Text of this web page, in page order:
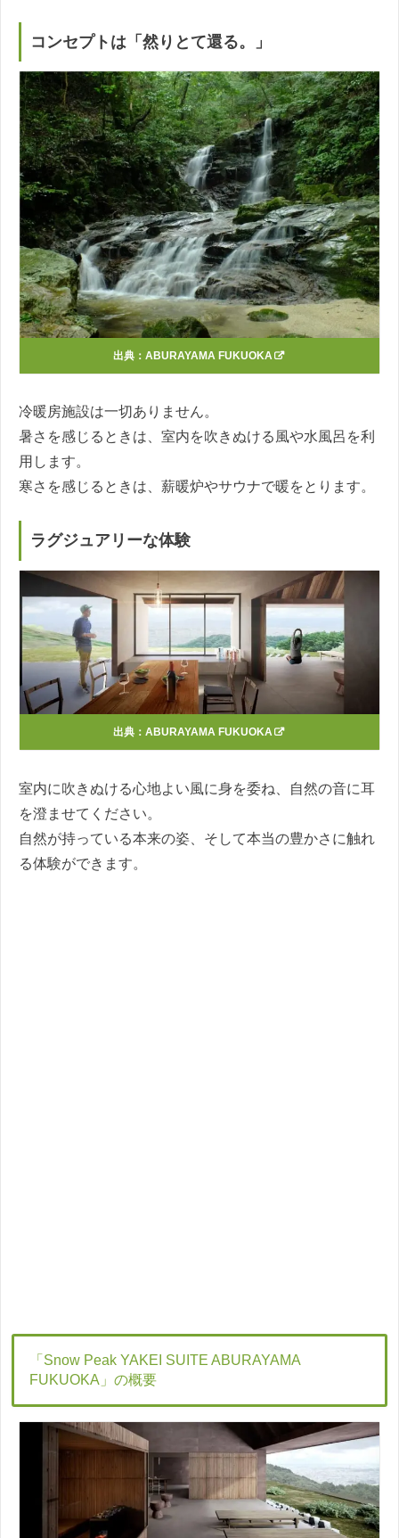
コンセプトは「然りとて還る。」
出典： ABURAYAMA FUKUOKA
冷暖房施設は一切ありません。
暑さを感じるときは、室内を吹きぬける風や水風呂を利
用します。
寒さを感じるときは、薪暖炉やサウナで暖をとります。
ラグジュアリーな体験
出典： ABURAYAMA FUKUOKA
室内に吹きぬける心地よい風に身を委ね、自然の音に耳
を澄ませてください。
自然が持っている本来の姿、そして本当の豊かさに触れ
る体験ができます。
「Snow Peak YAKEI SUITE ABURAYAMA
FUKUOKA」の概要